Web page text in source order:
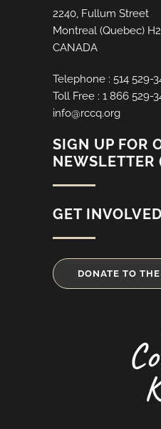
2240, Fullum Street
Montreal (Quebec)
CANADA
Telephone : 514 529-
Toll Free : 1 866 529-
info@rccq.org
SIGN UP FOR
NEWSLETTER
GET INVOLVED
DONATE TO